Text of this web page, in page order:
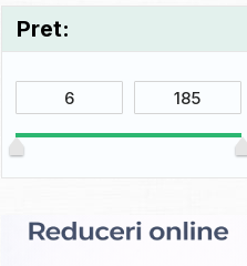
Pret: